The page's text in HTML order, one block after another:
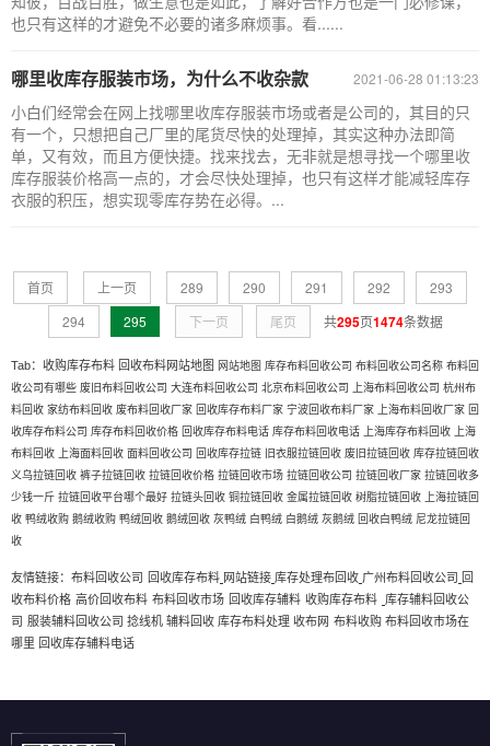
也只有这样的才避免不必要的诸多麻烦事。看......
2021-06-28 01:13:23
哪里收库存服装市场，为什么不收杂款
小白们经常会在网上找哪里收库存服装市场或者是公司的，其目的只
有一个，只想把自己厂里的尾货尽快的处理掉，其实这种办法即简
单，又有效，而且方便快捷。找来找去，无非就是想寻找一个哪里收
库存服装价格高一点的，才会尽快处理掉，也只有这样才能减轻库存
衣服的积压，想实现零库存势在必得。...
首页 上一页 289 290 291 292
293
294
295 下一页 尾页 共295页1474条数据
Tab： 收购库存布料 回收布料网站地图 网站地图 库存布料回收公司 布料回收公司名称 布料回
收公司有哪些 废旧布料回收公司 大连布料回收公司 北京布料回收公司 上海布料回收公司 杭州布
料回收 家纺布料回收 废布料回收厂家 回收库存布料厂家 宁波回收布料厂家 上海布料回收厂家 回
收库存布料公司 库存布料回收价格 回收库存布料电话 库存布料回收电话 上海库存布料回收
上海
布料回收
上海面料回收 面料回收公司 回收库存拉链 旧衣服拉链回收 废旧拉链回收 库存拉链回收
义乌拉链回收 裤子拉链回收 拉链回收价格 拉链回收市场 拉链回收公司 拉链回收厂家 拉链回收多
少钱一斤 拉链回收平台哪个最好 拉链头回收 铜拉链回收 金属拉链回收 树脂拉链回收
上海拉链回
收 鸭绒收购 鹅绒收购 鸭绒回收 鹅绒回收 灰鸭绒 白鸭绒 白鹅绒 灰鹅绒 回收白鸭绒 尼龙拉链回
收
友情链接： 布料回收公司 回收库存布料 网站链接 库存处理布回收 广州布料回收公司 回
收布料价格 高价回收布料 布料回收市场 回收库存辅料 收购库存布料 库存辅料回收公
司 服装辅料回收公司 捻线机辅料回收 库存布料处理 收布网 布料收购布料回收市场在
哪里 回收库存辅料电话